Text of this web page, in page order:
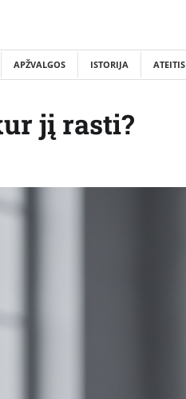
APŽVALGOS ISTORIJA ATEITIS
jį rasti?